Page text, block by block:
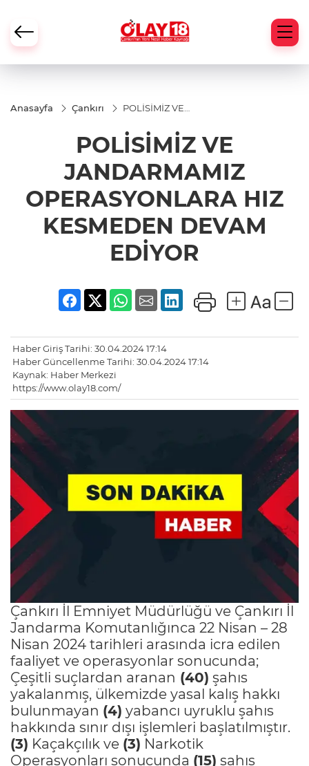
Anasayfa Çankırı
POLİSİMİZ VE
OPERASYONLARA
HIZ KESMEDEN
DEVAM EDİYOR
POLİSİMİZ VE
JANDARMAMIZ
OPERASYONLARA HIZ
KESMEDEN DEVAM
EDİYOR
Haber Giriş Tarihi: 30.04.2024 17:14
Haber Güncellenme Tarihi: 30.04.2024 17:14
Kaynak: Haber Merkezi
https://www.olay18.com/
Çankırı İl Emniyet Müdürlüğü ve Çankırı İl
Jandarma Komutanlığınca 22 Nisan – 28
Nisan 2024 tarihleri arasında icra edilen
faaliyet ve operasyonlar sonucunda;
Çeşitli suçlardan aranan (40) şahıs
yakalanmış, ülkemizde yasal kalış hakkı
bulunmayan (4) yabancı uyruklu şahıs
hakkında sınır dışı işlemleri başlatılmıştır.
(3) Kaçakçılık ve (3) Narkotik
Operasyonları sonucunda (15) şahıs